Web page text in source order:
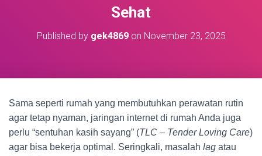
Sehat
Published by gek4869on November 23, 2025
Sama seperti rumah yang membutuhkan perawatan rutin
agar tetap nyaman, jaringan internet di rumah Anda juga
perlu “sentuhan kasih sayang” (TLC – Tender Loving Care)
agar bisa bekerja optimal. Seringkali, masalah lag atau